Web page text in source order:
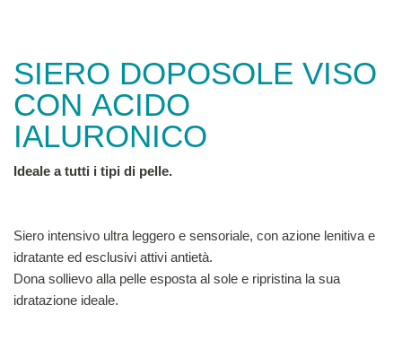
SIERO DOPOSOLE VISO
CON ACIDO
IALURONICO
Ideale a tutti i tipi di pelle.
S​iero intensivo ultra leggero e sensoriale, con azione lenitiva e
idratante ed esclusivi attivi antietà.
Dona sollievo alla pelle esposta al sole e ripristina la sua
idratazione ideale.